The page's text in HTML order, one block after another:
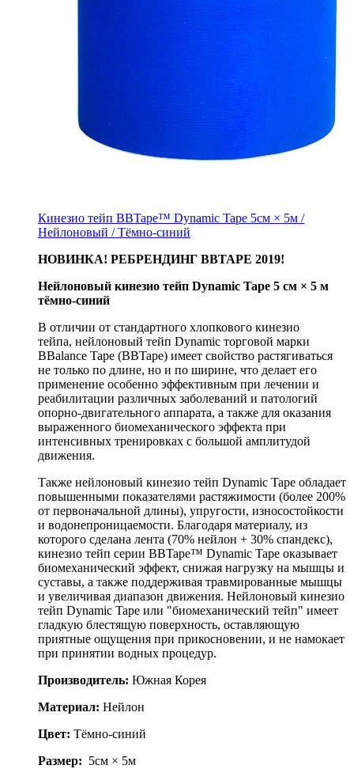
Кинезио тейп BBTape™ Dynamic Tape 5см × 5м /
Нейлоновый / Тёмно-синий
НОВИНКА! РЕБРЕНДИНГ BBTAPE 2019!
Нейлоновый кинезио тейп Dynamic Tape 5 см × 5 м
тёмно-синий
В отличии от стандартного хлопкового кинезио
тейпа, нейлоновый тейп Dynamic торговой марки
BBalance Tape (BBTape) имеет свойство растягиваться
не только по длине, но и по ширине, что делает его
применение особенно эффективным при лечении и
реабилитации различных заболеваний и патологий
опорно-двигательного аппарата, а также для оказания
выраженного биомеханического эффекта при
интенсивных тренировках с большой амплитудой
движения.
Также нейлоновый кинезио тейп Dynamic Tape обладает
повышенными показателями растяжимости (более 200%
от первоначальной длины), упругости, износостойкости
и водонепроницаемости. Благодаря материалу, из
которого сделана лента (70% нейлон + 30% спандекс),
кинезио тейп серии BBTape™ Dynamic Tape оказывает
биомеханический эффект, снижая нагрузку на мышцы и
суставы, а также поддерживая травмированные мышцы
и увеличивая диапазон движения. Нейлоновый кинезио
тейп Dynamic Tapе или "биомеханический тейп" имеет
гладкую блестящую поверхность, оставляющую
приятные ощущения при прикосновении, и не намокает
при принятии водных процедур.
Производитель: Южная Корея
Материал: Нейлон
Цвет: Тёмно-синий
Размер: 5см × 5м